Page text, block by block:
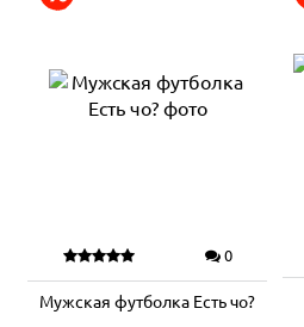
0
Мужская футболка Есть чо?